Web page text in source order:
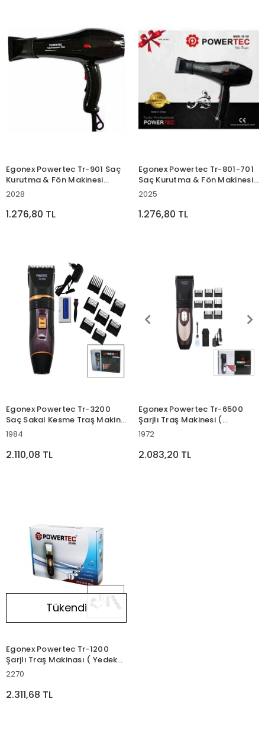
Egonex Powertec Tr-901 Saç
Kurutma & Fön Makinesi
2500w Perform*12
2028
1.276,80 TL
Egonex Powertec Tr-801-701
Saç Kurutma & Fön Makinesi
2500w Perf*12
2025
1.276,80 TL
Egonex Powertec Tr-3200
Saç Sakal Kesme Traş Makine
(çift Batarya & Tarak Ayarı &
1984
2.110,08 TL
Egonex Powertec Tr-6500
Şarjlı Traş Makinesi (
Kablosuz ) ( 6 Saat Çalışma )
1972
2.083,20 TL
Tükendi
Egonex Powertec Tr-1200
Şarjlı Traş Makinası ( Yedek
Bataryalı )*20
2270
2.311,68 TL